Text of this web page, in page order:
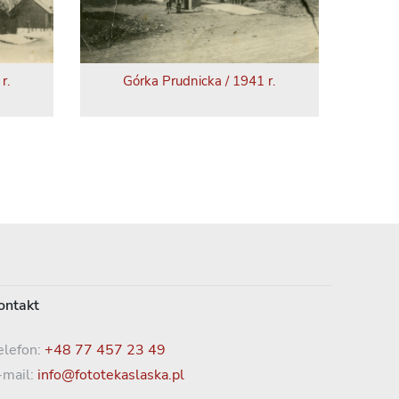
Górka Prudnicka / 1941 r.
+48 77 457 23 49
info@fototekaslaska.pl